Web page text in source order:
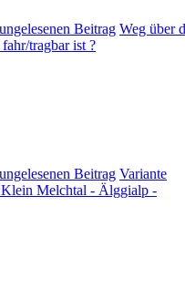
Weg über
tragbar ist ?
Variante
Melchtal - Älggialp -